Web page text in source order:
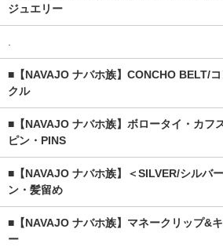
ジュエリー
.
■【NAVAJO ナバホ族】CONCHO BELT/
クル
■【NAVAJO ナバホ族】ボロータイ・カフ
ピン・PINS
■【NAVAJO ナバホ族】＜SILVER/シルバ
ン・髪留め
■【NAVAJO ナバホ族】マネークリップ&
ー